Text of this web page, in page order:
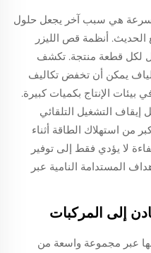
السرعة هي سبب آخر يجعل حلول
أنظمة قص الليزر
لكل قطعة منتجة. تكشف
يمكن أن تخفض تكاليف
إلى 50٪، خاصةً في بيئات الإنتاج بكميات كبيرة.
إيقاف التشغيل التلقائي
من استهلاك الطاقة أثناء
لا يؤدي فقط إلى توفير
المستدامة النامية عبر
إلى المركبات
عبر مجموعة واسعة من